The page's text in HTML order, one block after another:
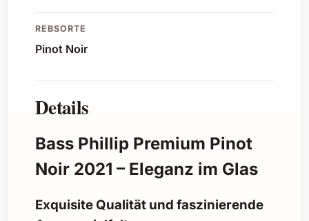
REBSORTE
Pinot Noir
Details
Bass Phillip Premium Pinot
Noir 2021 – Eleganz im Glas
Exquisite Qualität und faszinierende